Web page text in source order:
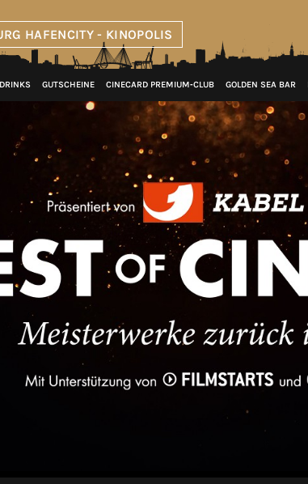
HAFENCITY - KINOPOLIS
GUTSCHEINE CINECARD PREMIUM‑CLUB GOLDEN SEA BAR